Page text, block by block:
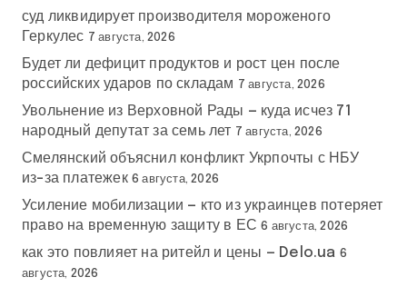
суд ликвидирует производителя мороженого
Геркулес 7 августа, 2026
Будет ли дефицит продуктов и рост цен после
российских ударов по складам 7 августа, 2026
Увольнение из Верховной Рады — куда исчез 71
народный депутат за семь лет 7 августа, 2026
Смелянский объяснил конфликт Укрпочты с НБУ
из-за платежек 6 августа, 2026
Усиление мобилизации — кто из украинцев потеряет
право на временную защиту в ЕС 6 августа, 2026
как это повлияет на ритейл и цены — Delo.ua 6
августа, 2026